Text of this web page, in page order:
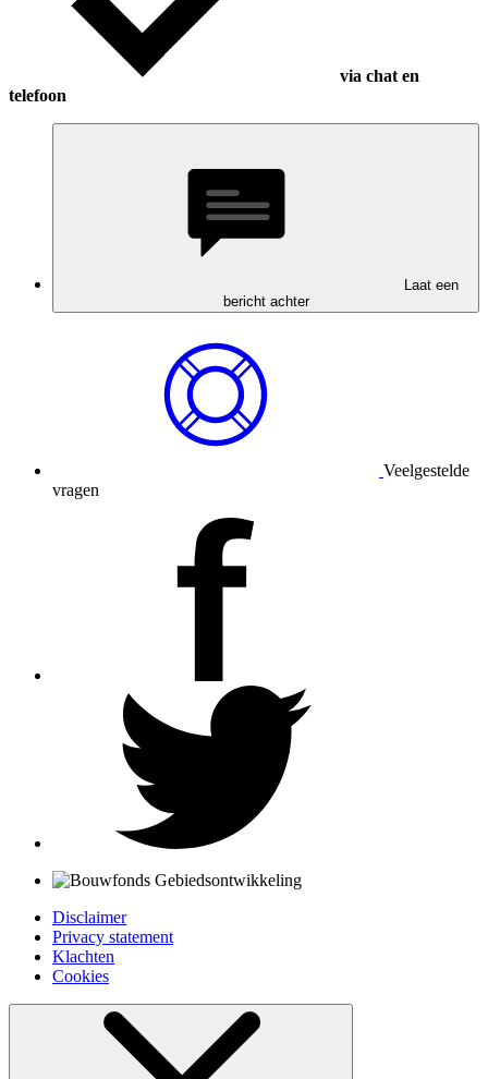
via chat en
telefoon
Laat een
bericht achter
Veelgestelde
vragen
Disclaimer
Privacy statement
Klachten
Cookies